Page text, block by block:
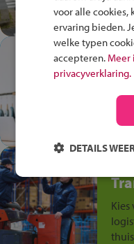
en
In
op
Kies
voor alle cookies,
ervaring bieden.
welke typen
accepteren. Meer
privacyverklaring.
DETAILS